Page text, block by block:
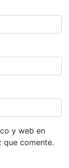
y web en
que comente.